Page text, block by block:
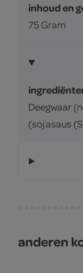
inhoud en
75 Gram
Deegwaar
(sojasaus
anderen